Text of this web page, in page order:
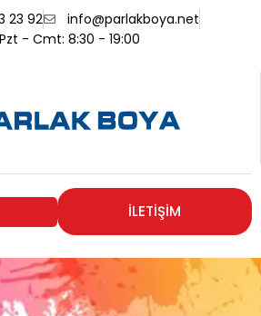
23 92
info@parlakboya.net
Pzt - Cmt: 8:30 - 19:00
İLETİŞİM